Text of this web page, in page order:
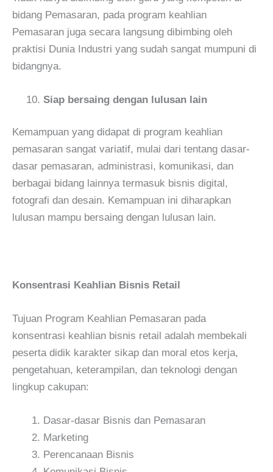
bidang Pemasaran, pada program keahlian
Pemasaran juga secara langsung dibimbing oleh
praktisi Dunia Industri yang sudah sangat mumpuni di
bidangnya.
Siap bersaing dengan lulusan lain
Kemampuan yang didapat di program keahlian
pemasaran sangat variatif, mulai dari tentang dasar-
dasar pemasaran, administrasi, komunikasi, dan
berbagai bidang lainnya termasuk bisnis digital,
fotografi dan desain. Kemampuan ini diharapkan
lulusan mampu bersaing dengan lulusan lain.
Konsentrasi Keahlian Bisnis Retail
Tujuan Program Keahlian Pemasaran pada
konsentrasi keahlian bisnis retail adalah membekali
peserta didik karakter sikap dan moral etos kerja,
pengetahuan, keterampilan, dan teknologi dengan
lingkup cakupan:
Dasar-dasar Bisnis dan Pemasaran
Marketing
Perencanaan Bisnis